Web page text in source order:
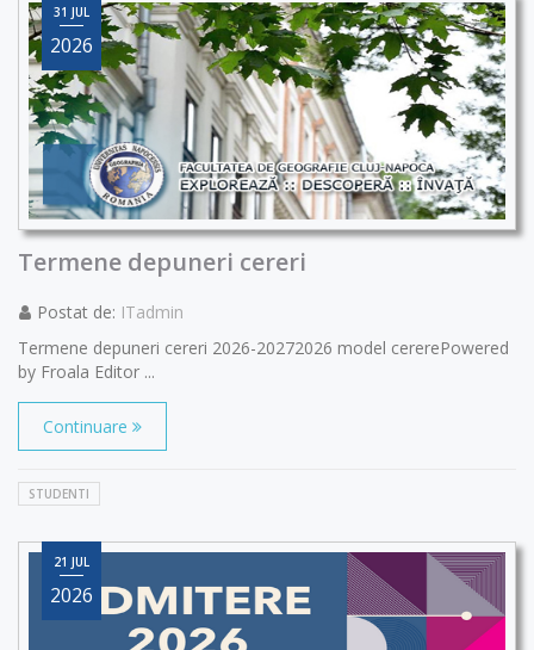
Termene depuneri cereri
31 JUL
2026
Postat de: ITadmin
Termene depuneri cereri 2026-20272026 model cererePowered
by Froala Editor ...
Continuare
STUDENTI
21 JUL
2026